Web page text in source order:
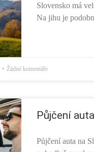
Slovensko má
Na jihu je
Žádné komentáře
Půjčení
Půjčení auta na